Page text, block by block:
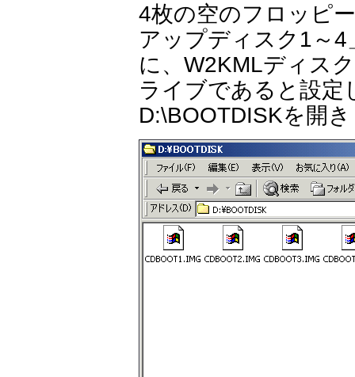
4枚の空のフロッピ
アップディスク1～
に、W2KMLディス
ライブであると設定
D:\BOOTDISKを開